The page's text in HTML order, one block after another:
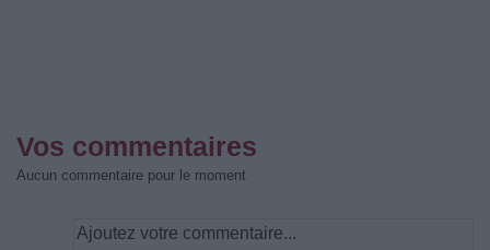
Vos commentaires
Aucun commentaire pour le moment